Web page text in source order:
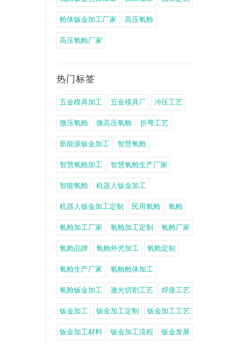
舱体钣金加工厂家 高压氧舱
高压氧舱厂家
热门标签
五金模具加工 五金模具厂 冲压工艺
微压氧舱 微高压氧舱 折弯工艺
新能源钣金加工 智慧氧舱
智慧氧舱加工 智慧氧舱生产厂家
智能氧舱 机器人钣金加工
机器人钣金加工定制 民用氧舱 氧舱
氧舱加工厂家 氧舱加工定制 氧舱厂家
氧舱品牌 氧舱外壳加工 氧舱定制
氧舱生产厂家 氧舱舱体加工
氧舱钣金加工 激光切割工艺 焊接工艺
钣金加工 钣金加工定制 钣金加工工艺
钣金加工材料 钣金加工流程 钣金发展